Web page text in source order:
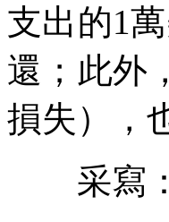
支出的1
還；此外
損失），
采寫：